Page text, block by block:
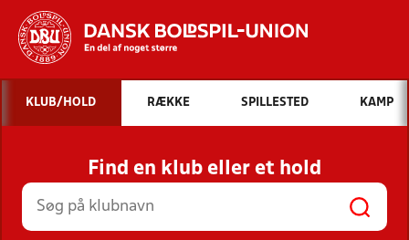
Hvad vil du søge efter?
INDHOLD OG NYHEDER
STILLINGER, RESULTATER, KLUBBER OG
HOLD
KLUB/HOLD RÆKKE SPILLESTED KAMP
Find en klub eller et hold